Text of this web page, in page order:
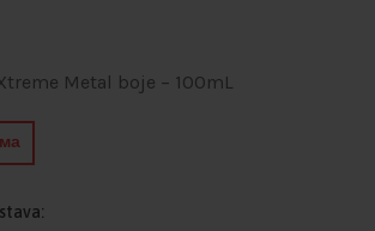
Metal boje – 100mL